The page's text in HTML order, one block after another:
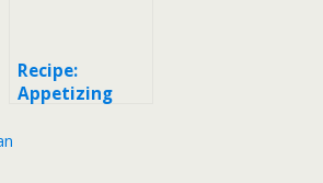
Recipe:
Appetizing